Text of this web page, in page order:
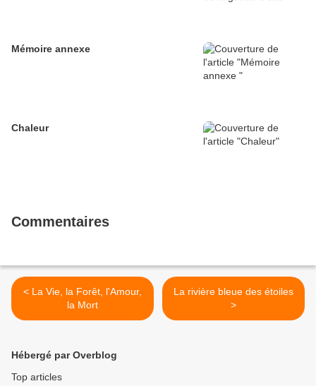
Mémoire annexe
Chaleur
Commentaires
< La Vie, la Forêt, l'Amour,
la Mort
La rivière bleue des étoiles
>
Hébergé par Overblog
Top articles